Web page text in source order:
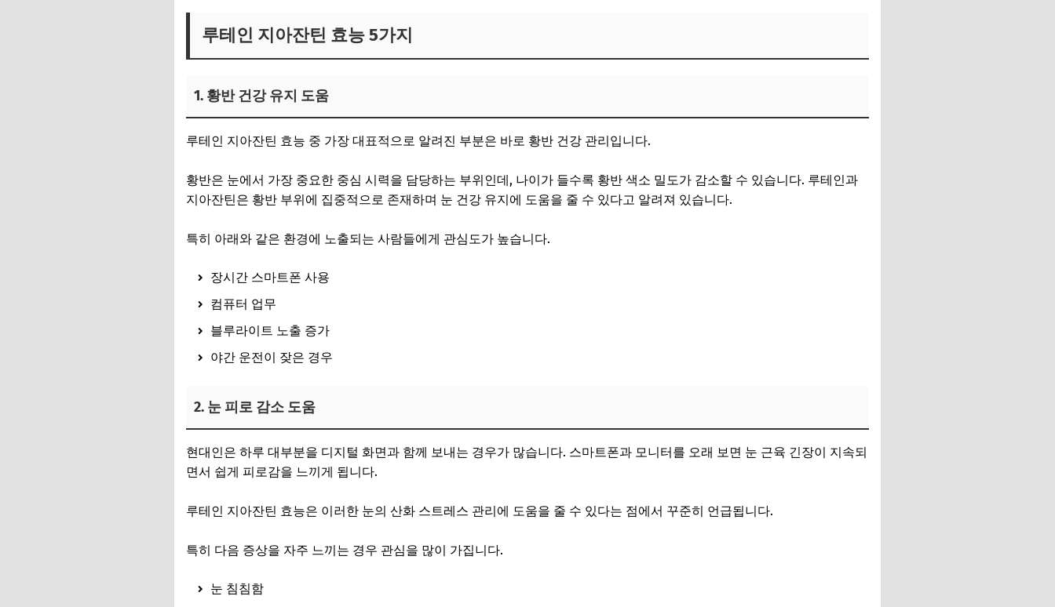
루테인 지아잔틴 효능 5가지
1. 황반 건강 유지 도움
루테인 지아잔틴 효능 중 가장 대표적으로 알려진 부분은 바로 황반 건강 관리입니다.
황반은 눈에서 가장 중요한 중심 시력을 담당하는 부위인데, 나이가 들수록 황반 색소 밀도가 감소할 수 있습니다. 루테인과
지아잔틴은 황반 부위에 집중적으로 존재하며 눈 건강 유지에 도움을 줄 수 있다고 알려져 있습니다.
특히 아래와 같은 환경에 노출되는 사람들에게 관심도가 높습니다.
장시간 스마트폰 사용
컴퓨터 업무
블루라이트 노출 증가
야간 운전이 잦은 경우
2. 눈 피로 감소 도움
현대인은 하루 대부분을 디지털 화면과 함께 보내는 경우가 많습니다. 스마트폰과 모니터를 오래 보면 눈 근육 긴장이 지속되
면서 쉽게 피로감을 느끼게 됩니다.
루테인 지아잔틴 효능은 이러한 눈의 산화 스트레스 관리에 도움을 줄 수 있다는 점에서 꾸준히 언급됩니다.
특히 다음 증상을 자주 느끼는 경우 관심을 많이 가집니다.
눈 침침함